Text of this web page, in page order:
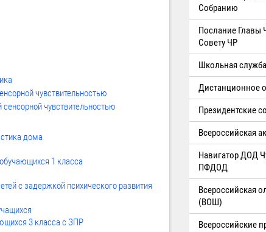
чувствительностью
чувствительностью
дома
1 класса
с задержкой психического развития
3 класса с ЗПР
Собранию
Послание Главы
Совету ЧР
Школьная
Дистанционное
Президентские
Всероссийская
Навигатор ДОД
ПФДОД
Всероссийская
(ВОШ)
Всероссийские